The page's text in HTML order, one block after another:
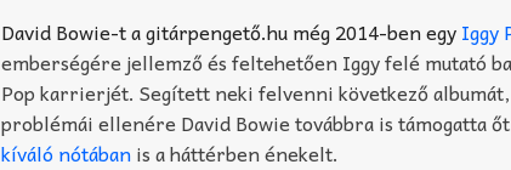
David Bowie-t a gitárpengető.hu még 2014-ben egyIggy
emberségére jellemző és feltehetően Iggy felé mutató
Pop karrierjét. Segített neki felvenni következő
problémái ellenére David Bowie továbbra is támogatta
kíváló nótábanis a háttérben énekelt.